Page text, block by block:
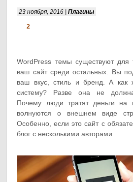
23 ноября, 2016 |Плагины
2
WordPress темы существуют для
ваш сайт среди остальных. Вы
ваш вкус, стиль и бренд. А как
систему? Разве она не
Почему люди тратят деньги на
волнуются о внешнем виде
Особенно, если это сайт с
блог с несколькими авторами.